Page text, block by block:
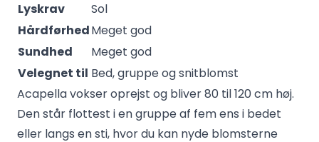
Lyskrav
Sol
HårdførhedMeget god
Sundhed
Meget god
Velegnet til Bed, gruppe og snitblomst
Acapella vokser oprejst og bliver 80 til 120 cm høj.
Den står flottest i en gruppe af fem ens i bedet
eller langs en sti, hvor du kan nyde blomsterne